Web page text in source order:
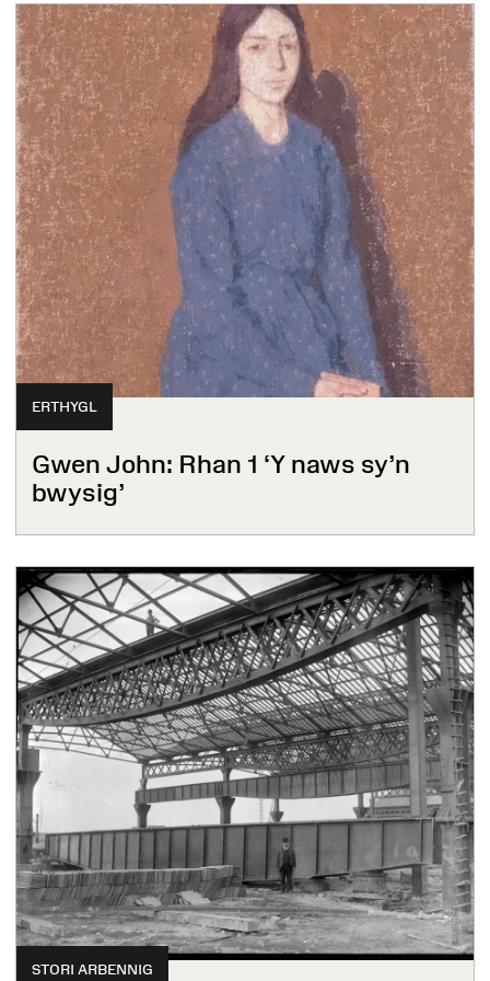
ERTHYGL
Gwen John: Rhan 1 ‘Y naws sy’n
bwysig’
STORI ARBENNIG